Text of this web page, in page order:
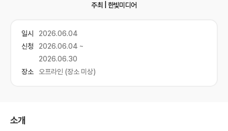
주최 | 한빛미디어
일시
2026.06.04
신청
2026.06.04 ~
2026.06.30
장소
오프라인 (장소 미상)
소개